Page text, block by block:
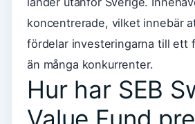
koncentrerade, vilket innebär
fördelar investeringarna till ett
än många konkurrenter.
Hur har SEB